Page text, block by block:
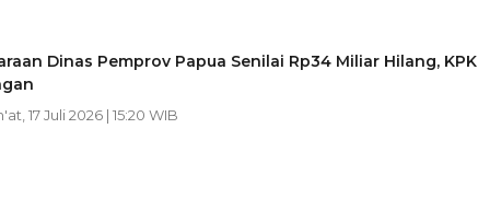
Dinas Pemprov Papua Senilai Rp34 Miliar Hilang, KPK
17 Juli 2026 | 15:20 WIB